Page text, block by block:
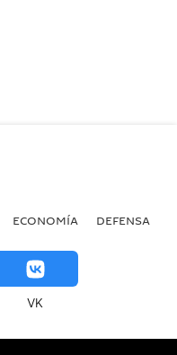
ECONOMÍA DEFENSA
VK